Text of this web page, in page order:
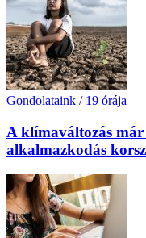
Gondolataink / 19 órája
A klímaváltozás
alkalmazkodás